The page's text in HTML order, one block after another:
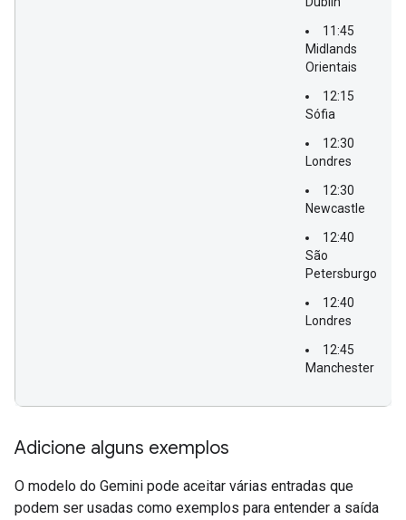
11:45
Midlands
Orientais
12:15
Sófia
12:30
Londres
12:30
Newcastle
12:40
São
Petersburgo
12:40
Londres
12:45
Manchester
Adicione alguns exemplos
O modelo do Gemini pode aceitar várias entradas que
podem ser usadas como exemplos para entender a saída